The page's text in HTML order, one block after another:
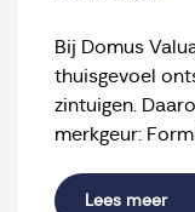
Bij Domus
thuisgevoel
zintuigen.
merkgeur:
Lees meer